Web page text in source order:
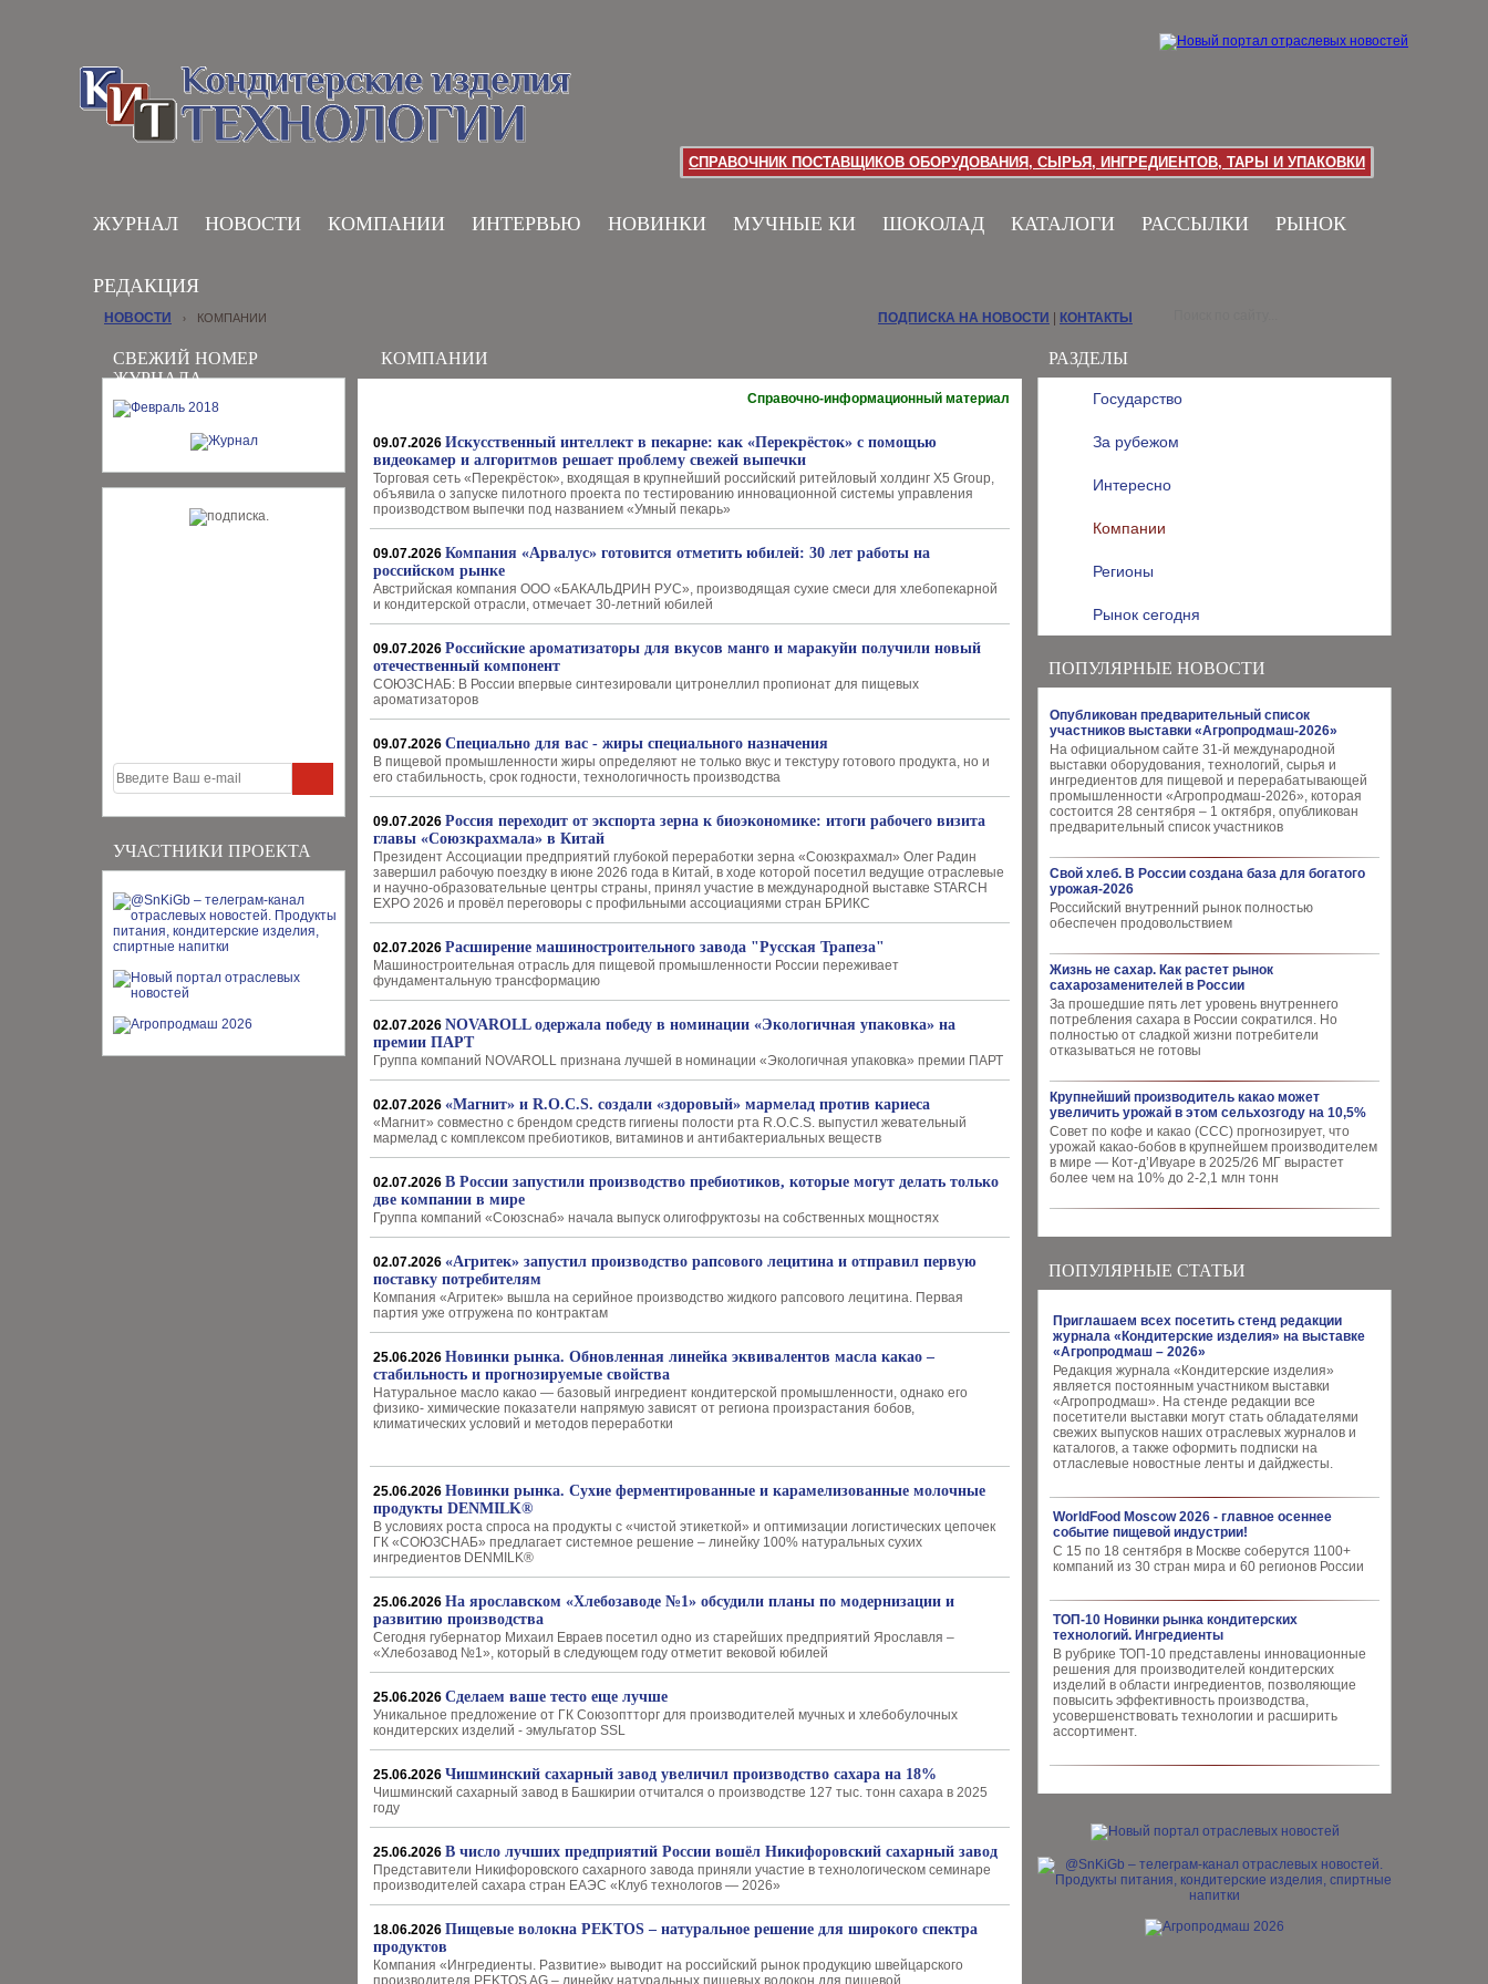
СПРАВОЧНИК ПОСТАВЩИКОВ ОБОРУДОВАНИЯ, СЫРЬЯ, ИНГРЕДИЕНТОВ, ТАРЫ И УПАКОВКИ
ЖУРНАЛ НОВОСТИ КОМПАНИИ ИНТЕРВЬЮ НОВИНКИ МУЧНЫЕ КИ ШОКОЛАД КАТАЛОГИ РАССЫЛКИ РЫНОК
РЕДАКЦИЯ
СВЕЖИЙ НОМЕР
ЖУРНАЛА
УЧАСТНИКИ ПРОЕКТА
РАЗДЕЛЫ
Государство
За рубежом
Интересно
Компании
Регионы
Рынок сегодня
ПОПУЛЯРНЫЕ НОВОСТИ
Опубликован предварительный список
участников выставки «Агропродмаш-2026»
На официальном сайте 31-й международной
выставки оборудования, технологий, сырья и
ингредиентов для пищевой и перерабатывающей
промышленности «Агропродмаш-2026», которая
состоится 28 сентября – 1 октября, опубликован
предварительный список участников
Свой хлеб. В России создана база для богатого
урожая-2026
Российский внутренний рынок полностью
обеспечен продовольствием
Жизнь не сахар. Как растет рынок
сахарозаменителей в России
За прошедшие пять лет уровень внутреннего
потребления сахара в России сократился. Но
полностью от сладкой жизни потребители
отказываться не готовы
Крупнейший производитель какао может
увеличить урожай в этом сельхозгоду на 10,5%
Совет по кофе и какао (CCC) прогнозирует, что
урожай какао-бобов в крупнейшем производителем
в мире — Кот-д’Ивуаре в 2025/26 МГ вырастет
более чем на 10% до 2-2,1 млн тонн
ПОПУЛЯРНЫЕ СТАТЬИ
Приглашаем всех посетить стенд редакции
журнала «Кондитерские изделия» на выставке
«Агропродмаш – 2026»
Редакция журнала «Кондитерские изделия»
является постоянным участником выставки
«Агропродмаш». На стенде редакции все
посетители выставки могут стать обладателями
свежих выпусков наших отраслевых журналов и
каталогов, а также оформить подписки на
отласлевые новостные ленты и дайджесты.
WorldFood Moscow 2026 - главное осеннее
событие пищевой индустрии!
С 15 по 18 сентября в Москве соберутся 1100+
компаний из 30 стран мира и 60 регионов России
ТОП-10 Новинки рынка кондитерских
технологий. Ингредиенты
В рубрике ТОП-10 представлены инновационные
решения для производителей кондитерских
изделий в области ингредиентов, позволяющие
повысить эффективность производства,
усовершенствовать технологии и расширить
ассортимент.
НОВОСТИ › КОМПАНИИ ПОДПИСКА НА НОВОСТИ КОНТАКТЫ
КОМПАНИИ
Справочно-информационный материал
09.07.2026 Искусственный интеллект в пекарне: как «Перекрёсток» с помощью
видеокамер и алгоритмов решает проблему свежей выпечки
Торговая сеть «Перекрёсток», входящая в крупнейший российский ритейловый холдинг X5 Group,
объявила о запуске пилотного проекта по тестированию инновационной системы управления
производством выпечки под названием «Умный пекарь»
09.07.2026 Компания «Арвалус» готовится отметить юбилей: 30 лет работы на
российском рынке
Австрийская компания ООО «БАКАЛЬДРИН РУС», производящая сухие смеси для хлебопекарной
и кондитерской отрасли, отмечает 30-летний юбилей
09.07.2026 Российские ароматизаторы для вкусов манго и маракуйи получили новый
отечественный компонент
СОЮЗСНАБ: В России впервые синтезировали цитронеллил пропионат для пищевых
ароматизаторов
09.07.2026 Специально для вас - жиры специального назначения
В пищевой промышленности жиры определяют не только вкус и текстуру готового продукта, но и
его стабильность, срок годности, технологичность производства
09.07.2026 Россия переходит от экспорта зерна к биоэкономике: итоги рабочего визита
главы «Союзкрахмала» в Китай
Президент Ассоциации предприятий глубокой переработки зерна «Союзкрахмал» Олег Радин
завершил рабочую поездку в июне 2026 года в Китай, в ходе которой посетил ведущие отраслевые
и научно-образовательные центры страны, принял участие в международной выставке STARCH
EXPO 2026 и провёл переговоры с профильными ассоциациями стран БРИКС
02.07.2026 Расширение машиностроительного завода "Русская Трапеза"
Машиностроительная отрасль для пищевой промышленности России переживает
фундаментальную трансформацию
02.07.2026 NOVAROLL одержала победу в номинации «Экологичная упаковка» на
премии ПАРТ
Группа компаний NOVAROLL признана лучшей в номинации «Экологичная упаковка» премии ПАРТ
02.07.2026 «Магнит» и R.O.C.S. создали «здоровый» мармелад против кариеса
«Магнит» совместно с брендом средств гигиены полости рта R.O.C.S. выпустил жевательный
мармелад с комплексом пребиотиков, витаминов и антибактериальных веществ
02.07.2026 В России запустили производство пребиотиков, которые могут делать только
две компании в мире
Группа компаний «Союзснаб» начала выпуск олигофруктозы на собственных мощностях
02.07.2026 «Агритек» запустил производство рапсового лецитина и отправил первую
поставку потребителям
Компания «Агритек» вышла на серийное производство жидкого рапсового лецитина. Первая
партия уже отгружена по контрактам
25.06.2026 Новинки рынка. Обновленная линейка эквивалентов масла какао –
стабильность и прогнозируемые свойства
Натуральное масло какао — базовый ингредиент кондитерской промышленности, однако его
физико- химические показатели напрямую зависят от региона произрастания бобов,
климатических условий и методов переработки
25.06.2026 Новинки рынка. Сухие ферментированные и карамелизованные молочные
продукты DENMILK®
В условиях роста спроса на продукты с «чистой этикеткой» и оптимизации логистических цепочек
ГК «СОЮЗСНАБ» предлагает системное решение – линейку 100% натуральных сухих
ингредиентов DENMILK®
25.06.2026 На ярославском «Хлебозаводе №1» обсудили планы по модернизации и
развитию производства
Сегодня губернатор Михаил Евраев посетил одно из старейших предприятий Ярославля –
«Хлебозавод №1», который в следующем году отметит вековой юбилей
25.06.2026 Сделаем ваше тесто еще лучше
Уникальное предложение от ГК Союзоптторг для производителей мучных и хлебобулочных
кондитерских изделий - эмульгатор SSL
25.06.2026 Чишминский сахарный завод увеличил производство сахара на 18%
Чишминский сахарный завод в Башкирии отчитался о производстве 127 тыс. тонн сахара в 2025
году
25.06.2026 В число лучших предприятий России вошёл Никифоровский сахарный завод
Представители Никифоровского сахарного завода приняли участие в технологическом семинаре
производителей сахара стран ЕАЭС «Клуб технологов — 2026»
18.06.2026 Пищевые волокна PEKTOS – натуральное решение для широкого спектра
продуктов
Компания «Ингредиенты. Развитие» вы­водит на российский рынок продукцию швей­царского
производителя PEKTOS AG – ли­нейку натуральных пищевых волокон для пи­щевой